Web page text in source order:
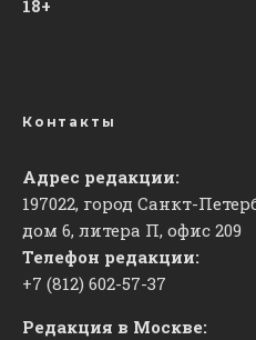
18+
Контакты
Адрес редакции:
197022, город Санкт-
дом 6, литера П, офис 209
Телефон редакции:
+7 (812) 602-57-37
Редакция в Москве: